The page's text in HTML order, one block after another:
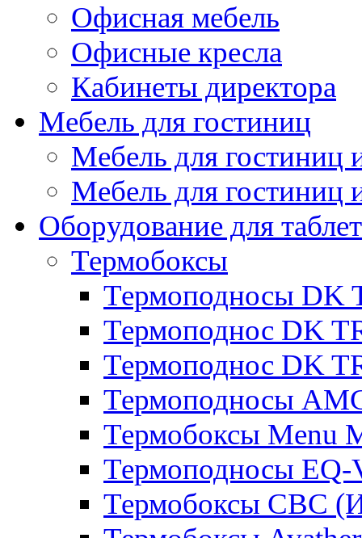
Офисная мебель
Офисные кресла
Кабинеты директора
Мебель для гостиниц
Мебель для
Мебель для гостиниц
Оборудование для
Термобоксы
Термоподносы DK
Термоподнос DK
Термоподнос DK
Термоподносы
Термобоксы Menu
Термоподносы EQ-
Термобоксы CBC